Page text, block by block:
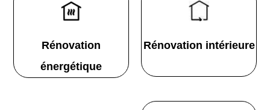
Rénovation
énergétique
Rénovation intérieure